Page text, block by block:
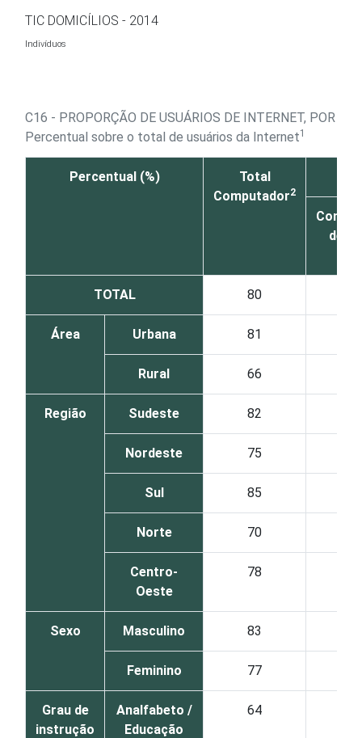
Ir para o conteúdo
TIC DOMICÍLIOS - 2014
Indivíduos
C16 - PROPORÇÃO DE USUÁRIOS DE INTERNET, POR
Percentual sobre o total de usuários da Internet1
Percentual (%)
Total
Computador2
de
TOTAL 80
Área Urbana 81
Rural 66
Região Sudeste 82
Nordeste 75
Sul 85
Norte 70
Centro-
Oeste
78
Sexo Masculino 83
Feminino 77
Grau de
instrução
Analfabeto /
Educação
64